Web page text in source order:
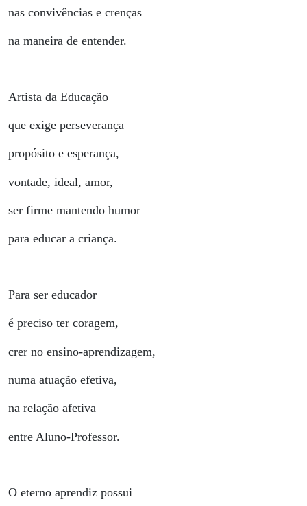
nas convivências e crenças
na maneira de entender.
Artista da Educação
que exige perseverança
propósito e esperança,
vontade, ideal, amor,
ser firme mantendo humor
para educar a criança.
Para ser educador
é preciso ter coragem,
crer no ensino-aprendizagem,
numa atuação efetiva,
na relação afetiva
entre Aluno-Professor.
O eterno aprendiz possui